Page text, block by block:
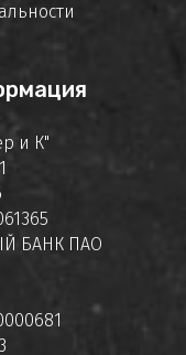
и К"
БАНК ПАО